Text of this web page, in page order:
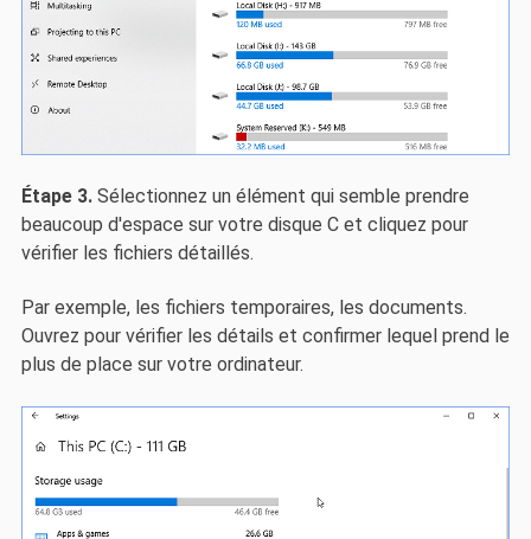
Étape 3. Sélectionnez un élément qui semble prendre
beaucoup d'espace sur votre disque C et cliquez pour
vérifier les fichiers détaillés.
Par exemple, les fichiers temporaires, les documents.
Ouvrez pour vérifier les détails et confirmer lequel prend le
plus de place sur votre ordinateur.